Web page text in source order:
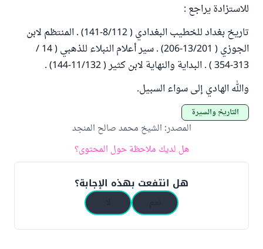
للاستزادة يراجع :
تاريخ بغداد للخطيب البغدادي ( 8/112-141) . المنتظم لابن
الجوزي ( 13/201-206) . سير أعلام النبلاء للذهبي ( 14 /
313-354 ) . البداية والنهاية لابن كثير ( 11/132-144) .
والله الهادي إلى سواء السبيل.
التاريخ والسيرة
المصدر: الشيخ محمد صالح المنجد
هل لديك ملاحظة حول المحتوى؟
هل انتفعت بهذه الإجابة؟